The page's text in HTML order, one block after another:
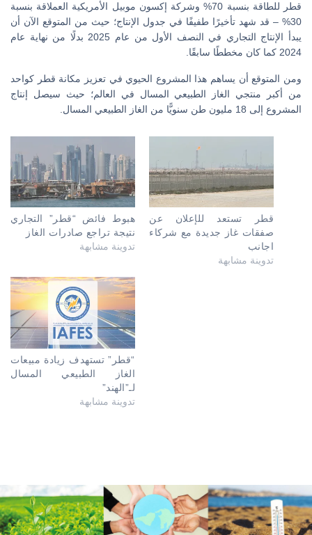
قطر للطاقة بنسبة 70% وشركة إكسون موبيل الأمريكية العملاقة بنسبة
30% – قد شهد تأخيرًا طفيفًا في جدول الإنتاج؛ حيث من المتوقع الآن أن
يبدأ الإنتاج التجاري في النصف الأول من عام 2025 بدلًا من نهاية عام
2024 كما كان مخططًا سابقًا.
ومن المتوقع أن يساهم هذا المشروع الحيوي في تعزيز مكانة قطر كواحد
من أكبر منتجي الغاز الطبيعي المسال في العالم؛ حيث سيصل إنتاج
المشروع إلى 18 مليون طن سنويًّا من الغاز الطبيعي المسال.
هبوط فائض “قطر” التجاري
نتيجة تراجع صادرات الغاز
تدوينة مشابهة
قطر تستعد للإعلان عن
صفقات غاز جديدة مع شركاء
اجانب
تدوينة مشابهة
“قطر” تستهدف زيادة مبيعات
الغاز الطبيعي المسال
لـ”الهند”
تدوينة مشابهة